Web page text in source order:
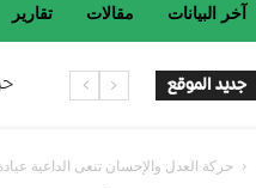
آخر البيانات مقالات تقارير
جديد الموقع
حركة العدل والإحسان تنعى الداعية